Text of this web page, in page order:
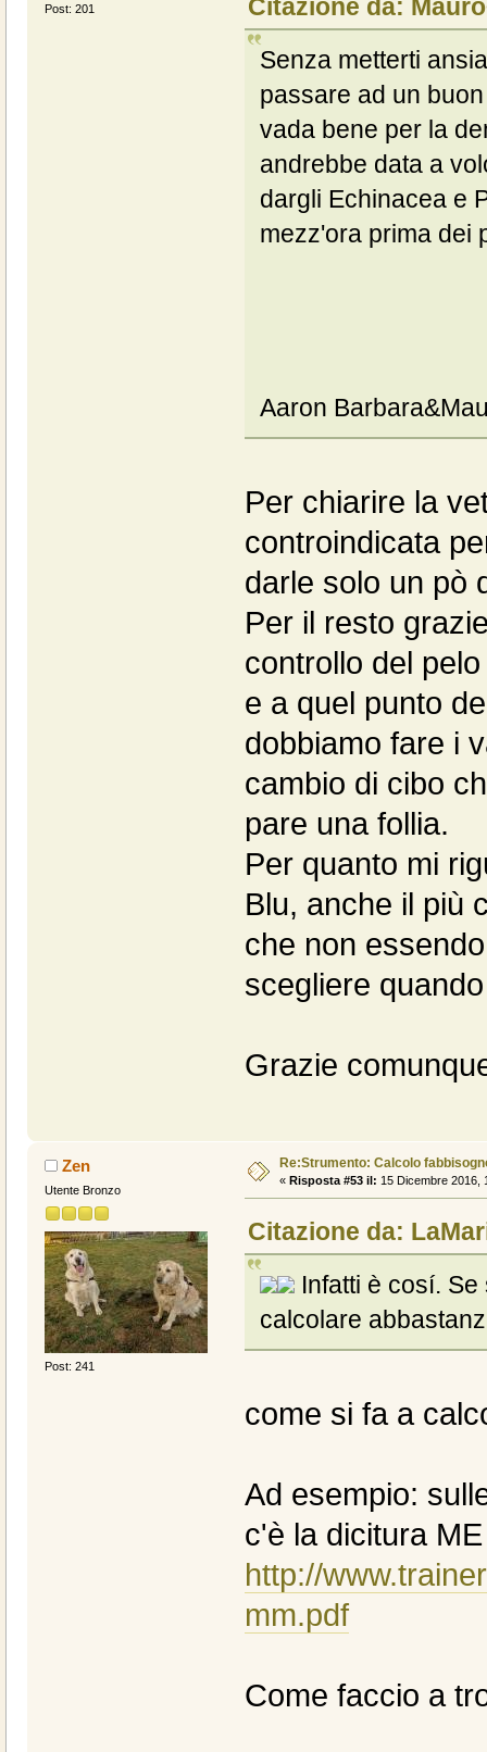
Post: 201
Citazione da:
Senza metterti
passare ad un
vada bene per la
andrebbe data a
dargli Echinacea e
mezz'ora prima dei
Aaron
Per chiarire la
controindicata
darle solo un pò
Per il resto
controllo del
e a quel punto
dobbiamo fare i
cambio di cibo
pare una follia.
Per quanto mi
Blu, anche il più
che non
scegliere
Grazie
Zen
Utente Bronzo
Post: 241
Re:Strumento: Calcolo
« Risposta #53 il: 15 Dicembre 2016,
Citazione da:
Infatti è cosí. Se
calcolare
come si fa a
Ad esempio:
c'è la dicitura ME
http://
mm.pdf
Come faccio a